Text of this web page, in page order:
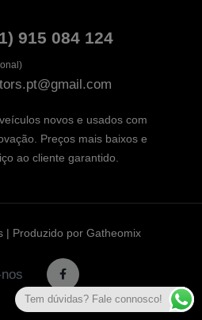
915 084 124
novos e usados com
Preços mais baixos e
ao cliente garantido.
| Produzido por Gatheomix
Tem dúvidas? Fale connosco!